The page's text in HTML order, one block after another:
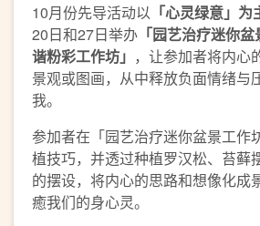
10月份先导活动以 「心灵绿意」为
20日和27日举办 「园艺治疗迷你
谐粉彩工作坊」 ，让参加者将内心
景观或图画，从中释放负面情绪与
我。
参加者在「园艺治疗迷你盆景工作
植技巧，并透过种植罗汉松、苔藓
的摆设，将内心的思路和想像化成
癒我们的身心灵。